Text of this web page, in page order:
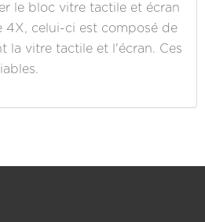
le bloc vitre tactile et écran
4X, celui-ci est composé de
la vitre tactile et l'écran. Ces